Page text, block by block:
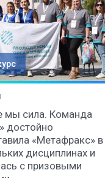
мы сила. Команда
достойно
«Метафракс» в
дисциплинах и
с призовыми